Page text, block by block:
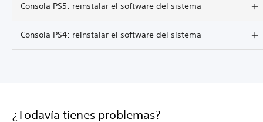
Consola PS5: reinstalar el software del sistema
Consola PS4: reinstalar el software del sistema
¿Todavía tienes problemas?